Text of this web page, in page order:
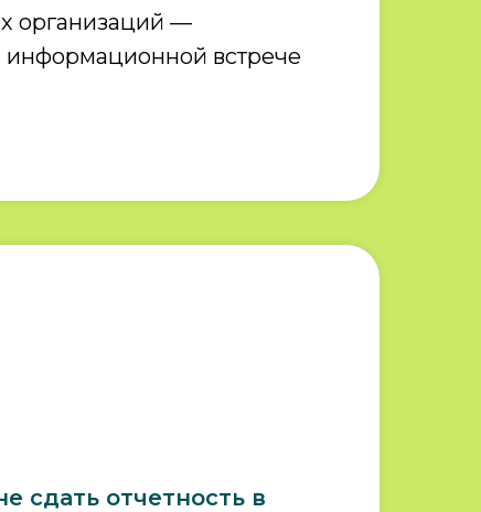
организаций —
встрече
сдать отчетность в